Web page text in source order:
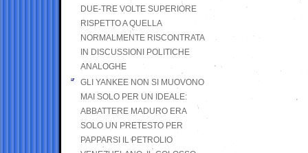
DUE-TRE VOLTE SUPERIORE
RISPETTO A QUELLA
NORMALMENTE RISCONTRATA
IN DISCUSSIONI POLITICHE
ANALOGHE
GLI YANKEE NON SI MUOVONO
MAI SOLO PER UN IDEALE:
ABBATTERE MADURO ERA
SOLO UN PRETESTO PER
PAPPARSI IL PETROLIO